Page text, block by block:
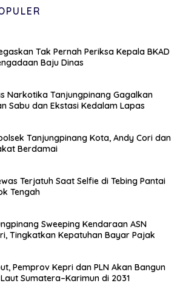
Tak Pernah Periksa Kepala BKAD
Baju Dinas
Narkotika Tanjungpinang Gagalkan
Sabu dan Ekstasi Kedalam Lapas
Tanjungpinang Kota, Andy Cori dan
Berdamai
Terjatuh Saat Selfie di Tebing Pantai
Tengah
Sweeping Kendaraan ASN
Tingkatkan Kepatuhan Bayar Pajak
Pemprov Kepri dan PLN Akan Bangun
Sumatera–Karimun di 2031